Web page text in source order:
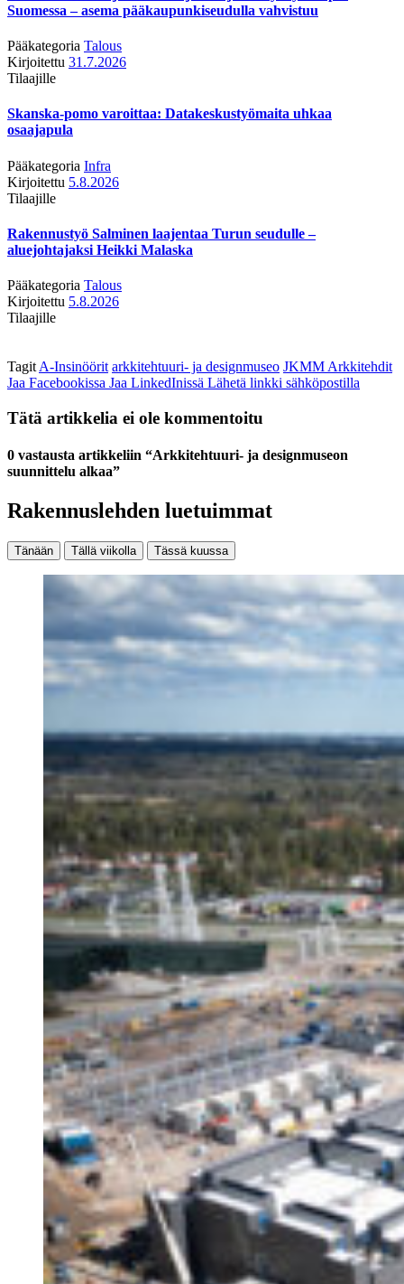
Suomessa – asema pääkaupunkiseudulla vahvistuu
Pääkategoria Talous
Kirjoitettu 31.7.2026
Tilaajille
Skanska-pomo varoittaa: Datakeskustyömaita uhkaa
osaajapula
Pääkategoria Infra
Kirjoitettu 5.8.2026
Tilaajille
Rakennustyö Salminen laajentaa Turun seudulle –
aluejohtajaksi Heikki Malaska
Pääkategoria Talous
Kirjoitettu 5.8.2026
Tilaajille
Tagit A-Insinöörit arkkitehtuuri- ja designmuseo JKMM Arkkitehdit
Jaa Facebookissa Jaa LinkedInissä Lähetä linkki sähköpostilla
Tätä artikkelia ei ole kommentoitu
0 vastausta artikkeliin “Arkkitehtuuri- ja designmuseon
suunnittelu alkaa”
Rakennuslehden luetuimmat
Tänään Tällä viikolla Tässä kuussa